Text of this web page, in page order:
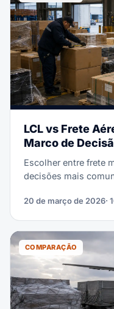
LCL vs Frete
Marco de
Escolher entre frete
decisões mais
densidade de carga
decisão para ajudá-
20 de março de 2026·
COMPARAÇÃO